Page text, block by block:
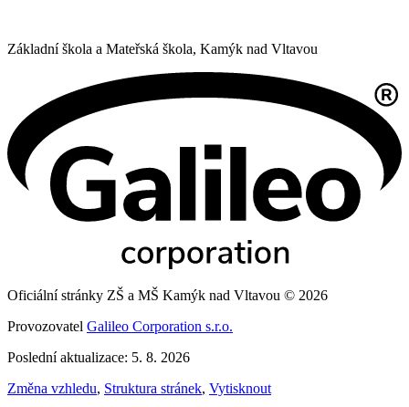
Základní škola a Mateřská škola, Kamýk nad Vltavou
Oficiální stránky ZŠ a MŠ Kamýk nad Vltavou © 2026
Provozovatel Galileo Corporation s.r.o.
Poslední aktualizace: 5. 8. 2026
Změna vzhledu, Struktura stránek, Vytisknout